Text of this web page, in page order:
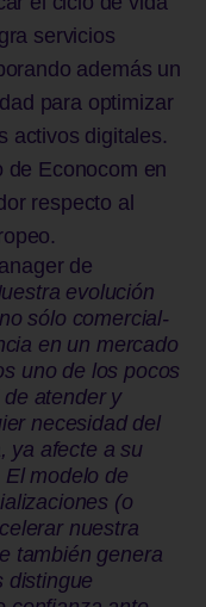
servicios
además un
para optimizar
activos digitales.
de Econocom en
respecto al
de
evolución
sólo comercial-
en un mercado
uno de los pocos
atender y
necesidad del
ya afecte a su
El modelo de
(o
nuestra
también genera
distingue